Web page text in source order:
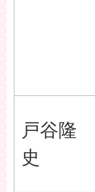
戸谷隆
史